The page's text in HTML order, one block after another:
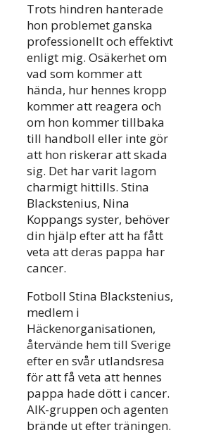
Trots hindren hanterade
hon problemet ganska
professionellt och effektivt
enligt mig. Osäkerhet om
vad som kommer att
hända, hur hennes kropp
kommer att reagera och
om hon kommer tillbaka
till handboll eller inte gör
att hon riskerar att skada
sig. Det har varit lagom
charmigt hittills. Stina
Blackstenius, Nina
Koppangs syster, behöver
din hjälp efter att ha fått
veta att deras pappa har
cancer.
Fotboll Stina Blackstenius,
medlem i
Häckenorganisationen,
återvände hem till Sverige
efter en svår utlandsresa
för att få veta att hennes
pappa hade dött i cancer.
AIK-gruppen och agenten
brände ut efter träningen.